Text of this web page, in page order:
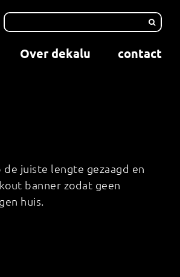
Over dekalu contact
juiste lengte gezaagd en
banner zodat geen
huis.